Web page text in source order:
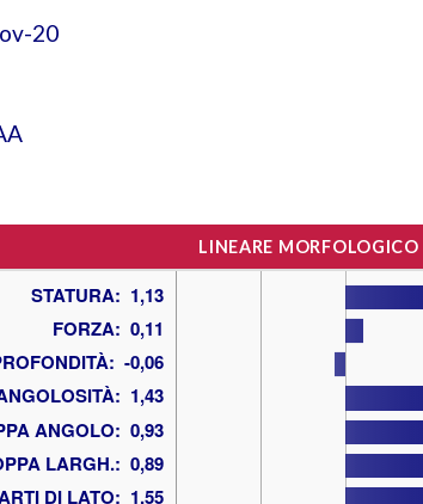
20
LINEARE MORFOLOGICO